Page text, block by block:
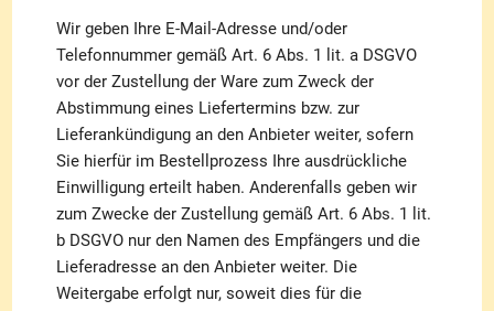
Wir geben Ihre E-Mail-Adresse und/oder
Telefonnummer gemäß Art. 6 Abs. 1 lit. a DSGVO
vor der Zustellung der Ware zum Zweck der
Abstimmung eines Liefertermins bzw. zur
Lieferankündigung an den Anbieter weiter, sofern
Sie hierfür im Bestellprozess Ihre ausdrückliche
Einwilligung erteilt haben. Anderenfalls geben wir
zum Zwecke der Zustellung gemäß Art. 6 Abs. 1 lit.
b DSGVO nur den Namen des Empfängers und die
Lieferadresse an den Anbieter weiter. Die
Weitergabe erfolgt nur, soweit dies für die